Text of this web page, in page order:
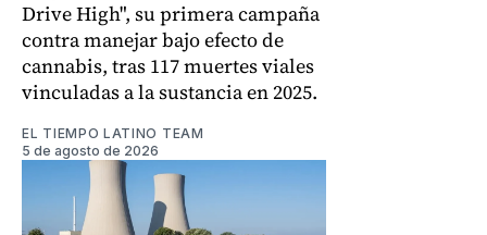
Drive High", su primera campaña
contra manejar bajo efecto de
cannabis, tras 117 muertes viales
vinculadas a la sustancia en 2025.
EL TIEMPO LATINO TEAM
5 de agosto de 2026